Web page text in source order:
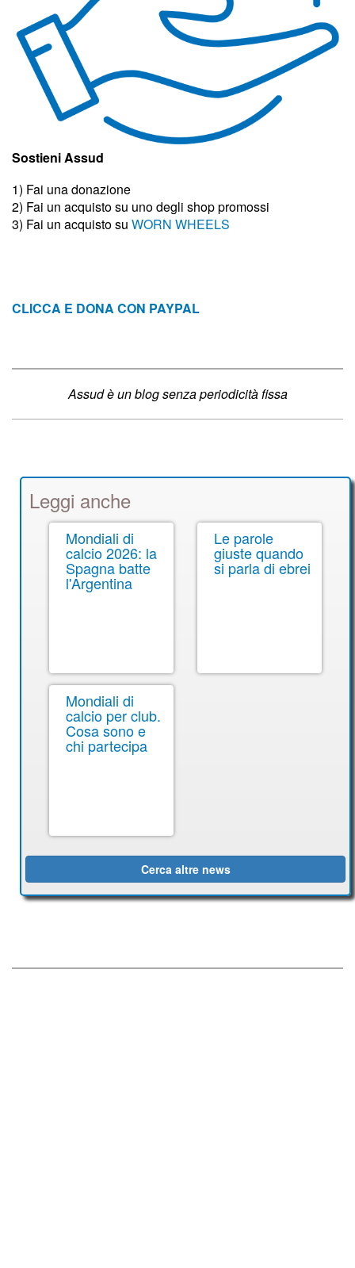
Sostieni Assud
1) Fai una donazione
2) Fai un acquisto su uno degli shop promossi
3) Fai un acquisto su WORN WHEELS
CLICCA E DONA CON PAYPAL
Assud è un blog senza periodicità fissa
Leggi anche
Mondiali di
calcio 2026: la
Spagna batte
l'Argentina
Le parole
giuste quando
si parla di ebrei
Mondiali di
calcio per club.
Cosa sono e
chi partecipa
Cerca altre news